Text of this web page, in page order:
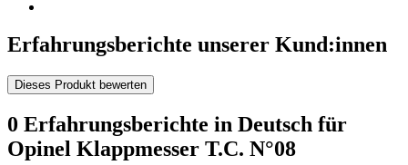
Erfahrungsberichte unserer Kund:innen
Dieses Produkt bewerten
0 Erfahrungsberichte in Deutsch für
Opinel Klappmesser T.C. N°08